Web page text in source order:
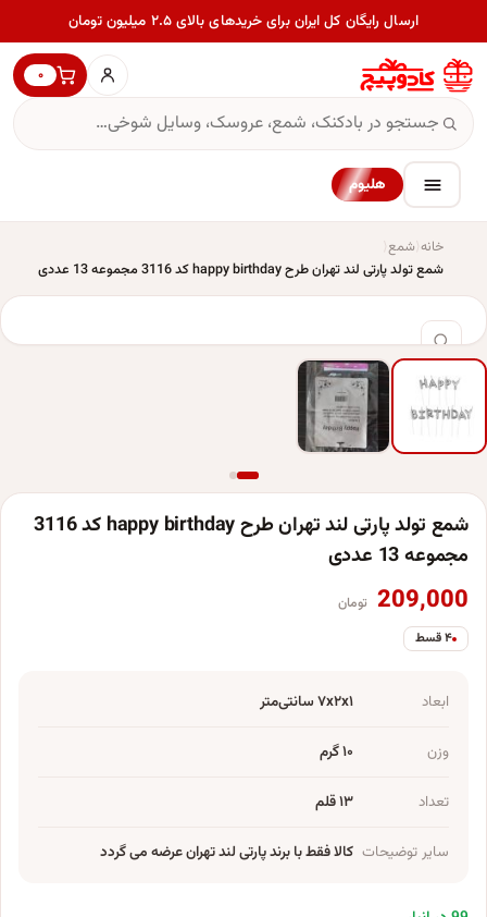
ارسال رایگان کل ایران برای خریدهای بالای ۲.۵ میلیون تومان
۰
هلیوم
خانه شمع
شمع تولد پارتی لند تهران طرح happy birthday کد 3116 مجموعه 13 عددی
شمع تولد پارتی لند تهران طرح happy birthday کد 3116
مجموعه 13 عددی
209,000 تومان
۴ قسط
ابعاد ۷x۲x۱ سانتی‌متر
وزن ۱۰ گرم
تعداد ۱۳ قلم
سایر توضیحات کالا فقط با برند پارتی لند تهران عرضه می گردد